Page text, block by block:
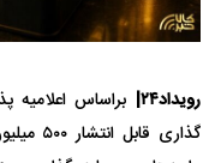
رویداد۲۴|
براساس اعلامیه